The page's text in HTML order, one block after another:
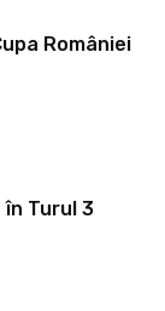
României
în Turul 3